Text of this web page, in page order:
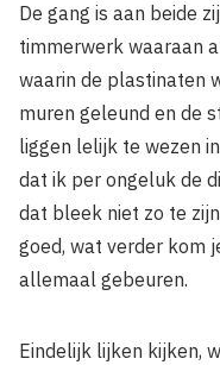
De gang is aan beide
timmerwerk waaraan
waarin de plastinaten
muren geleund en de
liggen lelijk te wezen
dat ik per ongeluk de
dat bleek niet zo te
goed, wat verder kom
allemaal gebeuren.
Eindelijk lijken kijken,